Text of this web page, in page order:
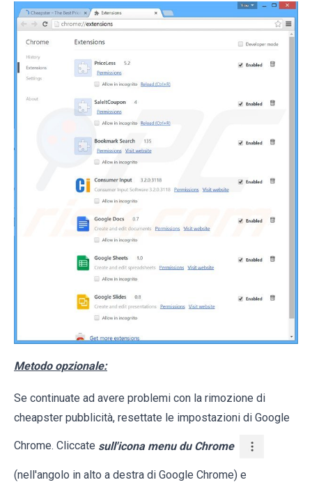
Metodo opzionale:
Se continuate ad avere problemi con la rimozione di
cheapster pubblicità, resettate le impostazioni di Google
Chrome. Cliccate sull'icona menu du Chrome
(nell'angolo in alto a destra di Google Chrome) e